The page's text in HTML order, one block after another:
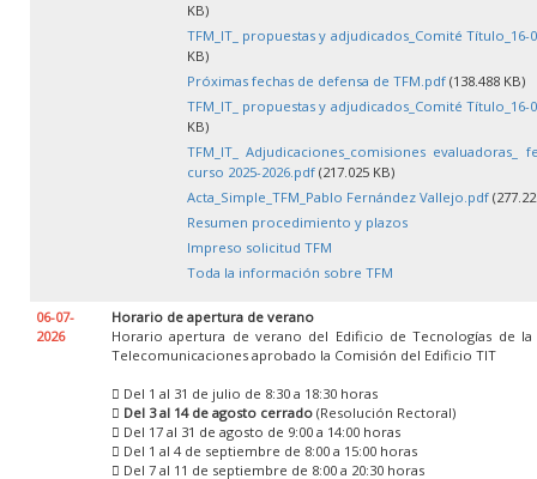
KB)
TFM_IT_ propuestas y adjudicados_Comité Título_16-
KB)
Próximas fechas de defensa de TFM.pdf (138.488 KB)
TFM_IT_ propuestas y adjudicados_Comité Título_16-
KB)
TFM_IT_ Adjudicaciones_comisiones evaluadoras_
curso 2025-2026.pdf (217.025 KB)
Acta_Simple_TFM_Pablo Fernández Vallejo.pdf
Resumen procedimiento y plazos
Impreso solicitud TFM
Toda la información sobre TFM
06-07-
2026
Horario de apertura de verano
Horario apertura de verano del Edificio de Tecnologías de
Telecomunicaciones aprobado la Comisión del Edificio TIT
 Del 1 al 31 de julio de 8:30 a 18:30 horas
 Del 3 al 14 de agosto cerrado (Resolución Rectoral)
 Del 17 al 31 de agosto de 9:00 a 14:00 horas
 Del 1 al 4 de septiembre de 8:00 a 15:00 horas
 Del 7 al 11 de septiembre de 8:00 a 20:30 horas